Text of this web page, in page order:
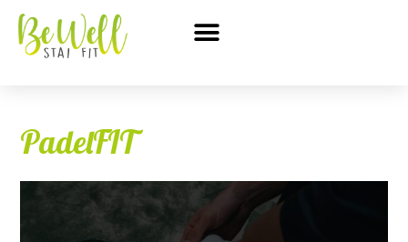
PadelFIT